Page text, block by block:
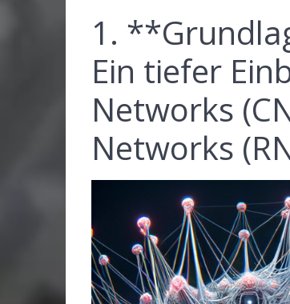
1.
Ein tiefer
Networks
Networks